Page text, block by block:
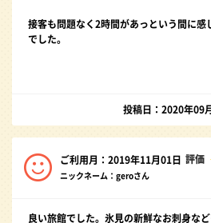
接客も問題なく2時間があっという間に
でした。
投稿日：2020年09
ご利用月：2019年11月01日 評価
ニックネーム：geroさん
良い旅館でした。氷見の新鮮なお刺身な